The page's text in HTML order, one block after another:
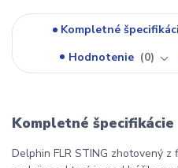
Kompletné
Hodnotenie
0
Kompletné špecifikácie
Delphin FLR STING zhotovený